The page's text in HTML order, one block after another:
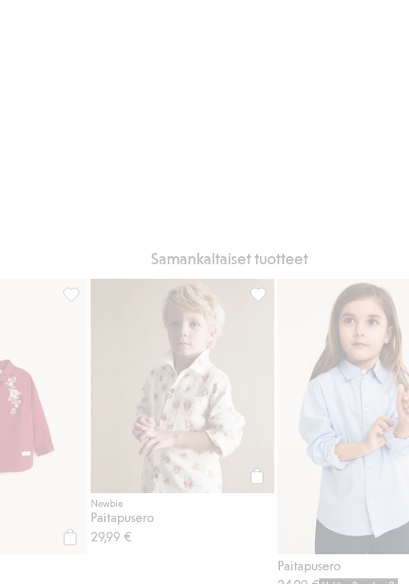
Samankaltaiset tuotteet
Brodeerattu paita, Lisää suosikkeihin
Osta
Newbie
Paitapusero
29,99 €
Paitapusero, Lisää suosikkeihin
Paitapusero